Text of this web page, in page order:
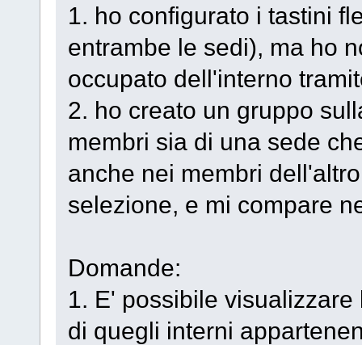
1. ho configurato i tastini
entrambe le sedi), ma ho
occupato dell'interno
2. ho creato un gruppo
membri sia di una sede
anche nei membri
selezione, e mi compare
Domande:
1. E' possibile
di quegli interni